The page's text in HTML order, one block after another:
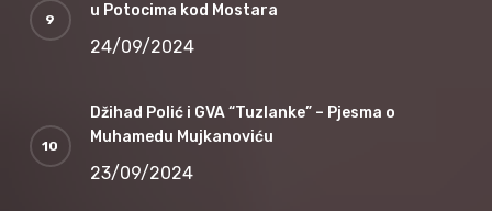
u Potocima kod Mostara
24/09/2024
Džihad Polić i GVA “Tuzlanke” – Pjesma o
Muhamedu Mujkanoviću
23/09/2024